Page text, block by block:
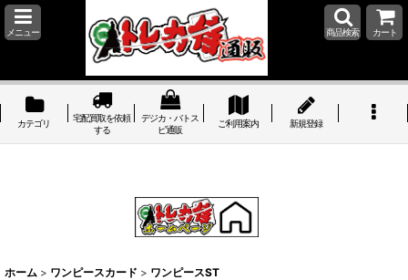
メニュー 商品検索 カート
カテゴリ
宅配買取を依頼
する
デジカ・バトス
ピ通販
ご利用案内 新規登録
ホーム > ワンピースカード > ワンピースST